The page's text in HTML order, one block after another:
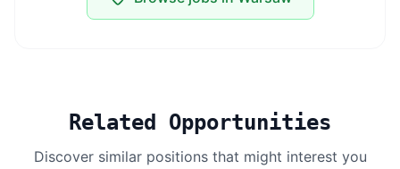
Related Opportunities
Discover similar positions that might interest you